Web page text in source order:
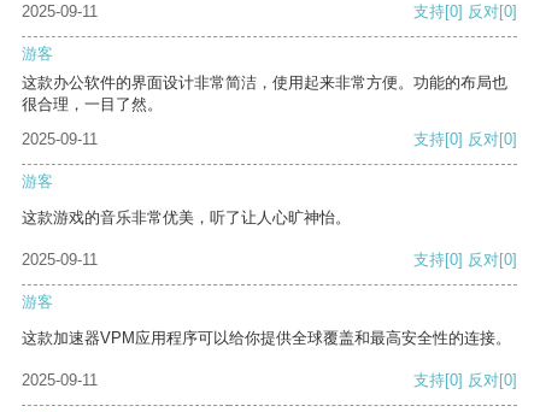
2025-09-11
支持[0] 反对[0]
游客
这款办公软件的界面设计非常简洁，使用起来非常方便。功能的布局也
很合理，一目了然。
2025-09-11
支持[0] 反对[0]
游客
这款游戏的音乐非常优美，听了让人心旷神怡。
2025-09-11 支持[0] 反对[0]
游客
这款加速器VPM应用程序可以给你提供全球覆盖和最高安全性的连接。
2025-09-11 支持[0] 反对[0]